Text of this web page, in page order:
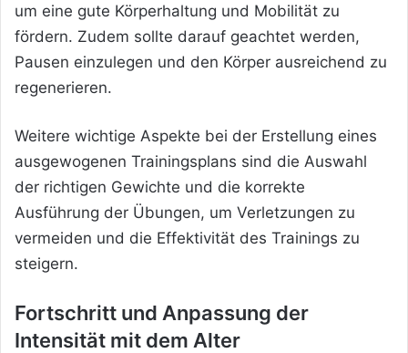
um eine gute Körperhaltung und Mobilität zu
fördern. Zudem sollte darauf geachtet werden,
Pausen einzulegen und den Körper ausreichend zu
regenerieren.
Weitere wichtige Aspekte bei der Erstellung eines
ausgewogenen Trainingsplans sind die Auswahl
der richtigen Gewichte und die korrekte
Ausführung der Übungen, um Verletzungen zu
vermeiden und die Effektivität des Trainings zu
steigern.
Fortschritt und Anpassung der
Intensität mit dem Alter